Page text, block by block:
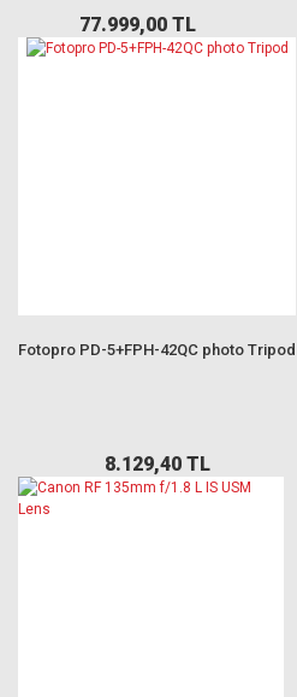
77.999,00 TL
Fotopro PD-5+FPH-42QC photo Tripod
8.129,40 TL